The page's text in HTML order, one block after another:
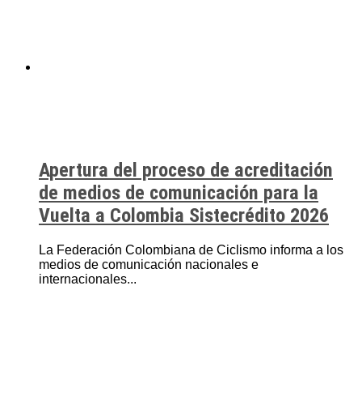
Apertura del proceso de acreditación
de medios de comunicación para la
Vuelta a Colombia Sistecrédito 2026
La Federación Colombiana de Ciclismo informa a los
medios de comunicación nacionales e
internacionales...